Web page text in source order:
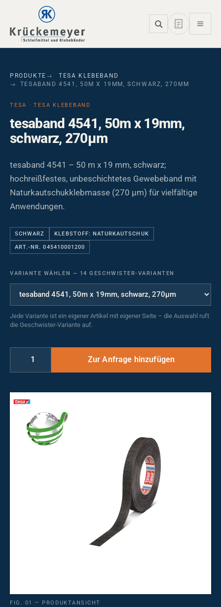
Skip to main navigation
Skip to main content
Skip to page footer
PRODUKTE
TESA KLEBEBAND
TESABAND 4541, 50M X 19MM, SCHWARZ, 270ΜM
TESA · TESA KLEBEBAND
tesaband 4541, 50m x 19mm,
schwarz, 270µm
tesaband 4541 – 50 m x 19 mm, schwarz;
hochreißfestes, unbeschichtetes Gewebeband mit
Naturkautschukklebmasse (270 µm) für vielfältige
Anwendungen.
SCHWARZ KLEBSTOFF: NATURKAUTSCHUK
ART.-NR. 045410001200
VARIANTE WÄHLEN — 14 GESCHWISTER-VARIANTEN
Jede Variante ist ein eigener Artikel mit eigener Seite – die Auswahl ruft
die Geschwister-Variante auf.
FIG. 01 — PRODUKTANSICHT